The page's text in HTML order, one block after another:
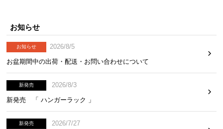
お知らせ
お知らせ
2026/8/5
お盆期間中の出荷・配送・お問い合わせについて
新発売
2026/8/3
新発売 「 ハンガーラック 」
新発売
2026/7/27